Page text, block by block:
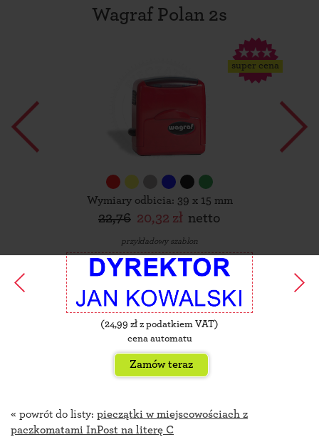
Wagraf Polan 2s
super cena
Wymiary odbicia: 39 x 15 mm
22,76 20,32 zł netto
przykładowy szablon
(24,99 zł z podatkiem VAT)
cena automatu
Zamów teraz
« powrót do listy: pieczątki w miejscowościach z
paczkomatami InPost na literę C